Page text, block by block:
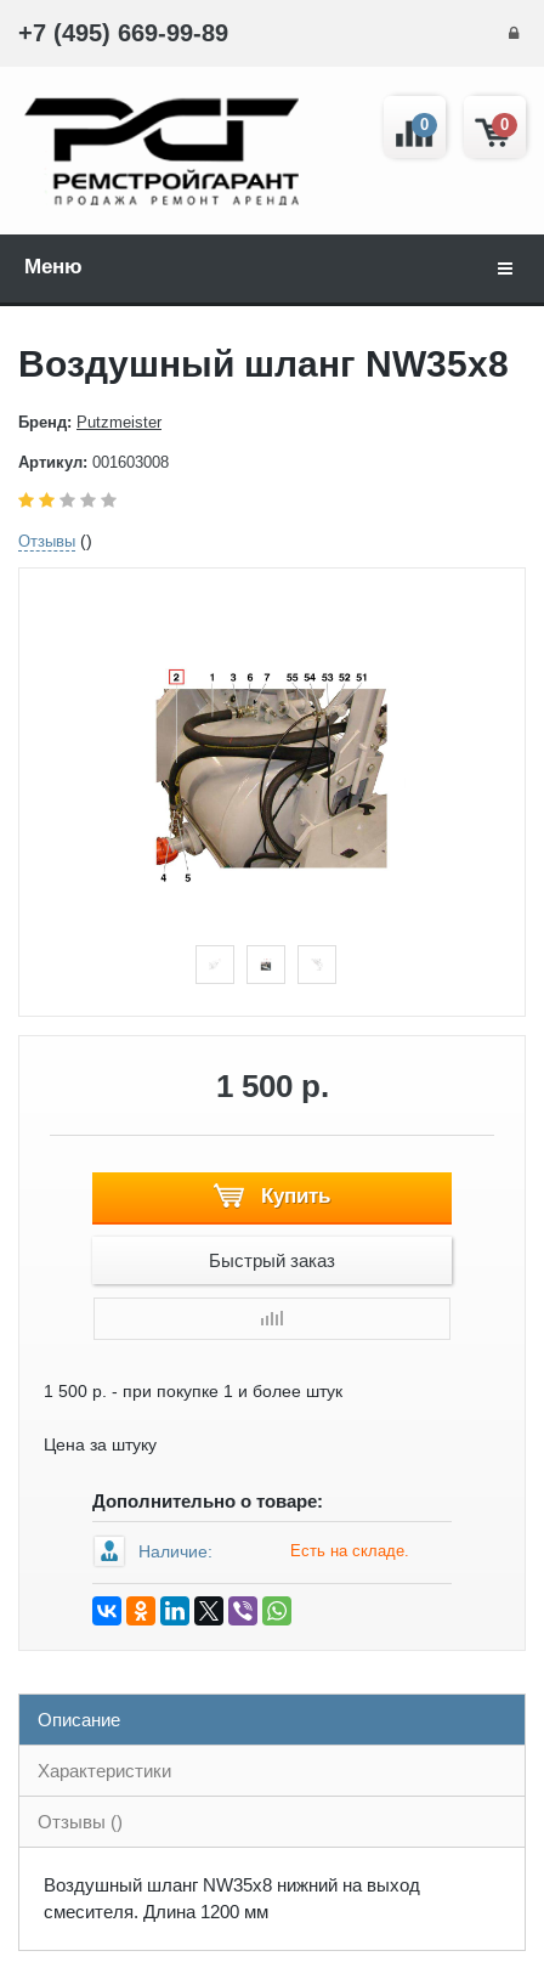
+7 (495) 669-99-89
0
0
Меню
Воздушный шланг NW35x8
Бренд: Putzmeister
Артикул: 001603008
Отзывы ()
1 500 р.
Купить
Быстрый заказ
1 500 р. - при покупке 1 и более штук
Цена за штуку
Дополнительно о товаре:
Наличие: Есть на складе.
Описание
Характеристики
Отзывы ()
Воздушный шланг NW35x8 нижний на выход
смесителя. Длина 1200 мм